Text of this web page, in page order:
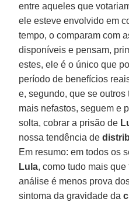
entre aqueles que
ele esteve envolvido em
tempo, o comparam com
disponíveis e pensam,
estes, ele é o único que
período de benefícios
e, segundo, que se
mais nefastos, seguem e
solta, cobrar a prisão de
nossa tendência de
Em resumo: em todos os
Lula, como tudo mais
análise é menos prova
sintoma da gravidade da